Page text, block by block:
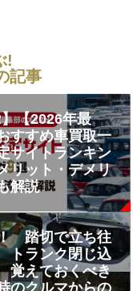
!
記事
【2026年最
すすめ車買取一
サイトランキン
リット・デメリ
解説
踏切で立ち往
ランク閉じ込
えておくべき